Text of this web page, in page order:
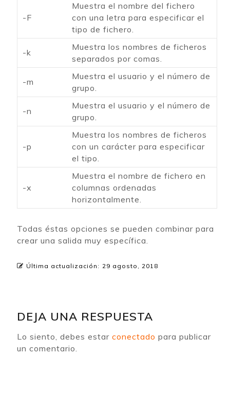
-F
Muestra el nombre del fichero
con una letra para especificar el
tipo de fichero.
-k
Muestra los nombres de ficheros
separados por comas.
-m
Muestra el usuario y el número de
grupo.
-n
Muestra el usuario y el número de
grupo.
-p
Muestra los nombres de ficheros
con un carácter para especificar
el tipo.
-x
Muestra el nombre de fichero en
columnas ordenadas
horizontalmente.
Todas éstas opciones se pueden combinar para
crear una salida muy específica.
Última actualización: 29 agosto, 2018
DEJA UNA RESPUESTA
Lo siento, debes estar conectado para publicar
un comentario.